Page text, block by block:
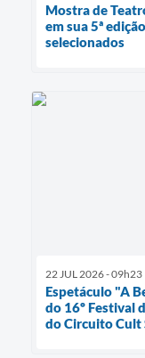
Mostra de
em sua 5ª
selecionados
22 JUL 2026 - 09h23
Espetáculo "A
do 16º Festival
do Circuito Cult